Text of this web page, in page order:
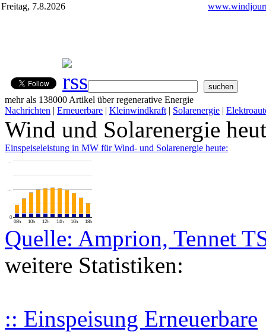
Freitag, 7.8.2026
mehr als 138000 Artikel über regenerative Energie
Nachrichten | Erneuerbare | Kleinwindkraft | Solarenergie |
Wind und Solarenergie
Einspeiseleistung in MW für Wind- und Solarenergie heute:
08h 10h 12h 14h 16h 18h
0
…
…
Quelle: Amprion, Tennet
weitere Statistiken:
:: Einspeisung Erneuerbare